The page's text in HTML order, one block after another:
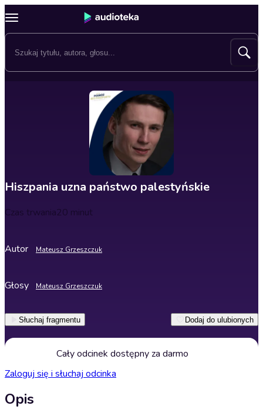
Hiszpania uzna państwo palestyńskie
Czas trwania20 minut
Autor Mateusz Grzeszczuk
Głosy Mateusz Grzeszczuk
Słuchaj fragmentu Dodaj do ulubionych
Cały odcinek dostępny za darmo
Zaloguj się i słuchaj odcinka
Opis